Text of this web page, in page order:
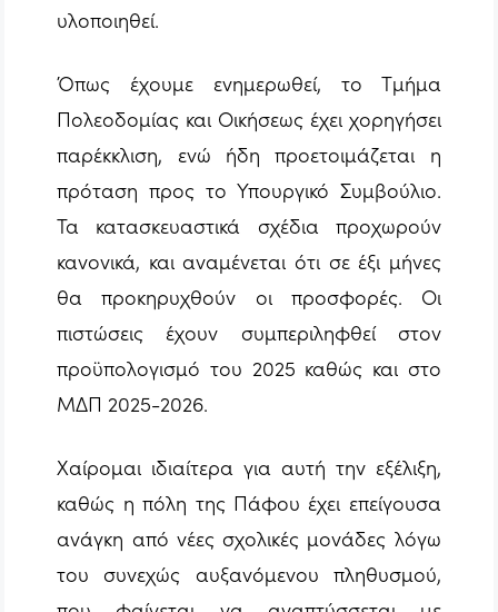
υλοποιηθεί.
Όπως έχουμε ενημερωθεί, το Τμήμα
Πολεοδομίας και Οικήσεως έχει χορηγήσει
παρέκκλιση, ενώ ήδη προετοιμάζεται η
πρόταση προς το Υπουργικό Συμβούλιο.
Τα κατασκευαστικά σχέδια προχωρούν
κανονικά, και αναμένεται ότι σε έξι μήνες
θα προκηρυχθούν οι προσφορές. Οι
πιστώσεις έχουν συμπεριληφθεί στον
προϋπολογισμό του 2025 καθώς και στο
ΜΔΠ 2025-2026.
Χαίρομαι ιδιαίτερα για αυτή την εξέλιξη,
καθώς η πόλη της Πάφου έχει επείγουσα
ανάγκη από νέες σχολικές μονάδες λόγω
του συνεχώς αυξανόμενου πληθυσμού,